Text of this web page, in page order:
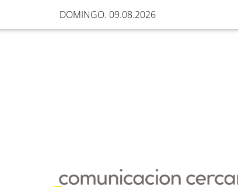
DOMINGO. 09.08.2026